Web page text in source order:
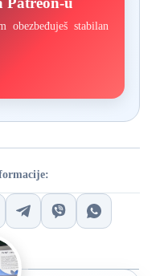
obezbeđuješ stabilan